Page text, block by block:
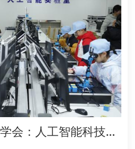
年普及义务…
岳阳市计算机学会：人工智能科技探索营收官，青少年沉浸式解锁前沿科技